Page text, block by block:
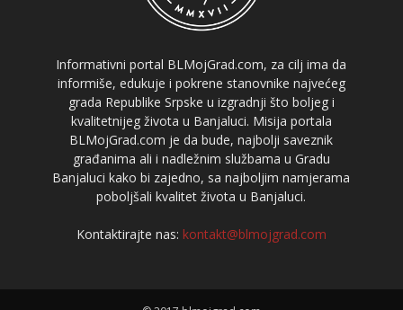
Informativni portal BLMojGrad.com, za cilj ima da
informiše, edukuje i pokrene stanovnike najvećeg
grada Republike Srpske u izgradnji što boljeg i
kvalitetnijeg života u Banjaluci. Misija portala
BLMojGrad.com je da bude, najbolji saveznik
građanima ali i nadležnim službama u Gradu
Banjaluci kako bi zajedno, sa najboljim namjerama
poboljšali kvalitet života u Banjaluci.
Kontaktirajte nas: kontakt@blmojgrad.com